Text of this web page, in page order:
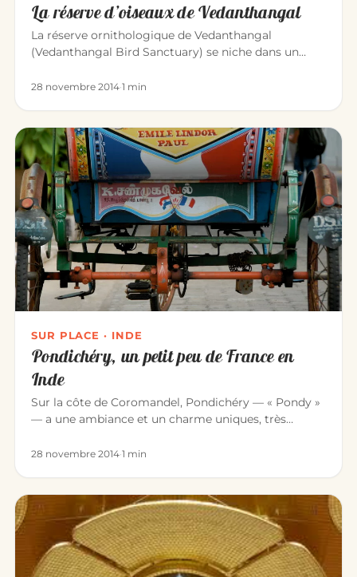
La réserve d’oiseaux de Vedanthangal
La réserve ornithologique de Vedanthangal
(Vedanthangal Bird Sanctuary) se niche dans un
28 novembre 2014·1 min
SUR PLACE · INDE
Pondichéry, un petit peu de France en
Inde
Sur la côte de Coromandel, Pondichéry — « Pondy »
— a une ambiance et un charme uniques, très
28 novembre 2014·1 min